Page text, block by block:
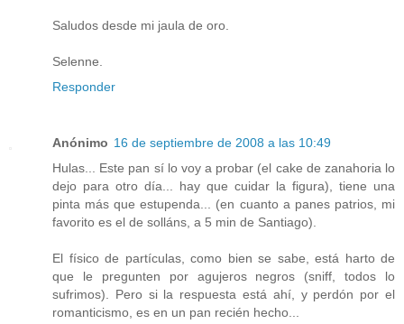
Saludos desde mi jaula de oro.
Selenne.
Responder
Anónimo 16 de septiembre de 2008 a las 10:49
Hulas... Este pan sí lo voy a probar (el cake de zanahoria lo
dejo para otro día... hay que cuidar la figura), tiene una
pinta más que estupenda... (en cuanto a panes patrios, mi
favorito es el de solláns, a 5 min de Santiago).
El físico de partículas, como bien se sabe, está harto de
que le pregunten por agujeros negros (sniff, todos lo
sufrimos). Pero si la respuesta está ahí, y perdón por el
romanticismo, es en un pan recién hecho...